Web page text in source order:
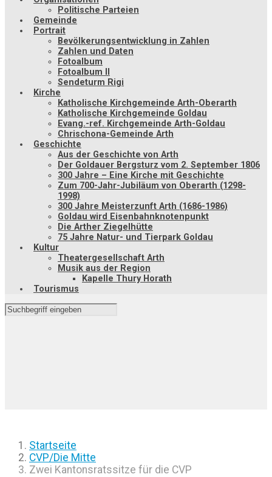
Politische Parteien
Gemeinde
Portrait
Bevölkerungsentwicklung in Zahlen
Zahlen und Daten
Fotoalbum
Fotoalbum II
Sendeturm Rigi
Kirche
Katholische Kirchgemeinde Arth-Oberarth
Katholische Kirchgemeinde Goldau
Evang.-ref. Kirchgemeinde Arth-Goldau
Chrischona-Gemeinde Arth
Geschichte
Aus der Geschichte von Arth
Der Goldauer Bergsturz vom 2. September 1806
300 Jahre – Eine Kirche mit Geschichte
Zum 700-Jahr-Jubiläum von Oberarth (1298-
1998)
300 Jahre Meisterzunft Arth (1686-1986)
Goldau wird Eisenbahnknotenpunkt
Die Arther Ziegelhütte
75 Jahre Natur- und Tierpark Goldau
Kultur
Theatergesellschaft Arth
Musik aus der Region
Kapelle Thury Horath
Tourismus
Startseite
CVP/Die Mitte
Zwei Kantonsratssitze für die CVP